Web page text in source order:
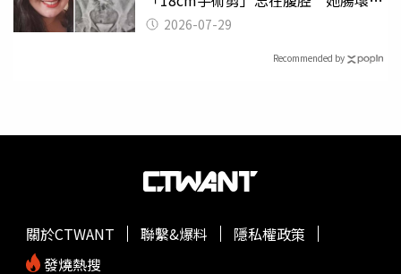
險喪命
2026-07-29
Recommended by
關於CTWANT 聯繫&爆料
隱私權政策
發燒熱搜